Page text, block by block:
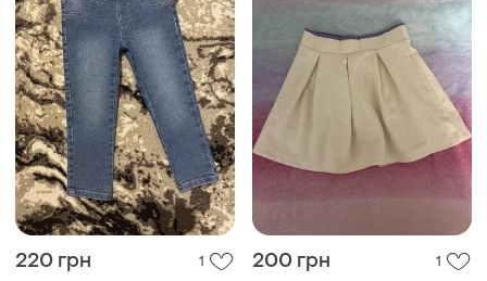
220 грн 1 200 грн 1